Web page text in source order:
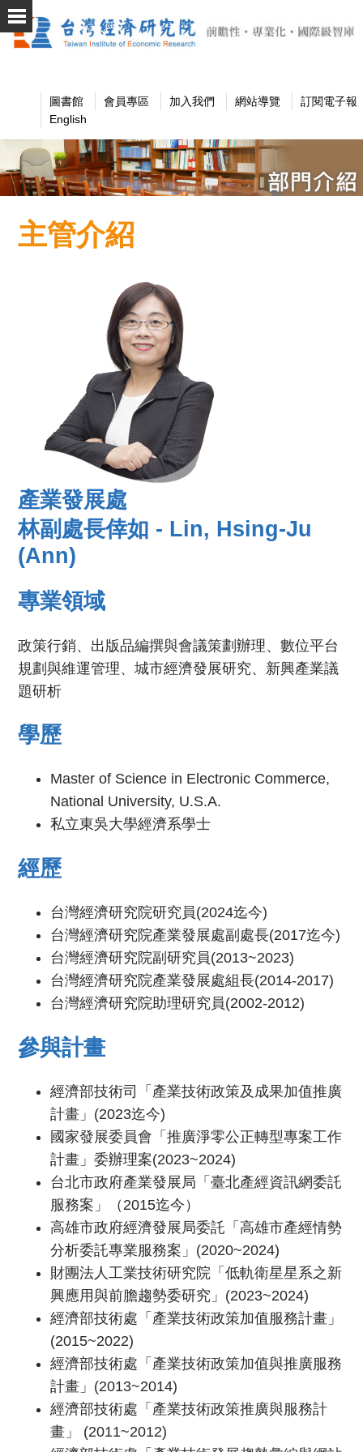
圖書館 會員專區 加入我們 網站導覽
訂閱電子報
English
主管介紹
產業發展處
林副處長倖如 - Lin, Hsing-Ju
(Ann)
專業領域
政策行銷、出版品編撰與會議策劃辦理、數位平台
規劃與維運管理、城市經濟發展研究、新興產業議
題研析
學歷
Master of Science in Electronic Commerce,
National University, U.S.A.
私立東吳大學經濟系學士
經歷
台灣經濟研究院研究員(2024迄今)
台灣經濟研究院產業發展處副處長(2017迄今)
台灣經濟研究院副研究員(2013~2023)
台灣經濟研究院產業發展處組長(2014-2017)
台灣經濟研究院助理研究員(2002-2012)
參與計畫
經濟部技術司「產業技術政策及成果加值推廣
計畫」(2023迄今)
國家發展委員會「推廣淨零公正轉型專案工作
計畫」委辦理案(2023~2024)
台北市政府產業發展局「臺北產經資訊網委託
服務案」（2015迄今）
高雄市政府經濟發展局委託「高雄市產經情勢
分析委託專業服務案」(2020~2024)
財團法人工業技術研究院「低軌衛星星系之新
興應用與前膽趨勢委研究」(2023~2024)
經濟部技術處「產業技術政策加值服務計畫」
(2015~2022)
經濟部技術處「產業技術政策加值與推廣服務
計畫」(2013~2014)
經濟部技術處「產業技術政策推廣與服務計
畫」 (2011~2012)